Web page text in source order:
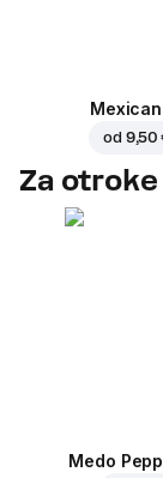
Mexican
od 9,50
Za otroke
Medo